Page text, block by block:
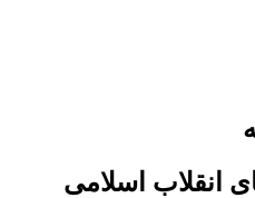
انقلاب اسلامی